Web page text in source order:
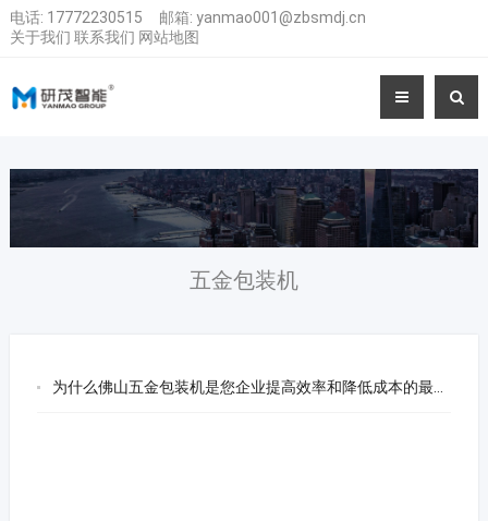
电话: 17772230515 邮箱: yanmao001@zbsmdj.cn
关于我们 联系我们 网站地图
五金包装机
为什么佛山五金包装机是您企业提高效率和降低成本的最佳选择？